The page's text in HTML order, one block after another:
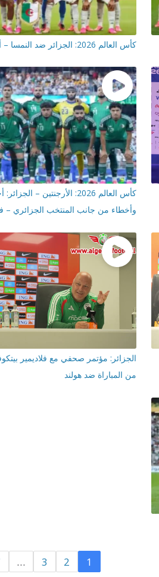
كأس العالم 2026: الجزائر ضد النمسا – أبرز لقطات المباراة
كأس العالم 2026: الأرجنتين –
وأخطاء من جانب المنتخب الجزائري –
الجزائر: مؤتمر صحفي مع فلاديمير
من المباراة ضد هولند
1
2
3
…